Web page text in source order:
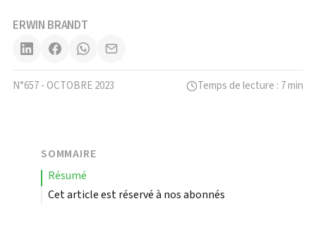
ERWIN BRANDT
N°657 - OCTOBRE 2023 Temps de lecture : 7 min
SOMMAIRE
résumé
Cet article est réservé à nos abonnés